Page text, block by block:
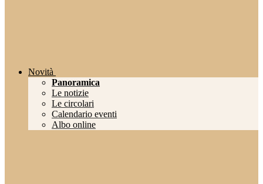
Novità
Panoramica
Le notizie
Le circolari
Calendario eventi
Albo online